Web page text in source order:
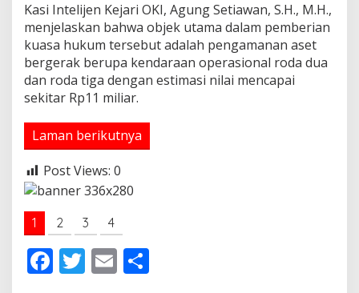
Kasi Intelijen Kejari OKI, Agung Setiawan, S.H., M.H.,
menjelaskan bahwa objek utama dalam pemberian
kuasa hukum tersebut adalah pengamanan aset
bergerak berupa kendaraan operasional roda dua
dan roda tiga dengan estimasi nilai mencapai
sekitar Rp11 miliar.
Laman berikutnya
Post Views: 0
1 2 3 4
F T E